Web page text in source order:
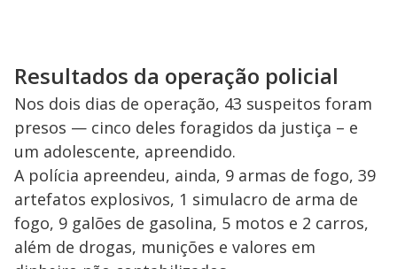
Resultados da operação policial
Nos dois dias de operação, 43 suspeitos foram
presos — cinco deles foragidos da justiça – e
um adolescente, apreendido.
A polícia apreendeu, ainda, 9 armas de fogo, 39
artefatos explosivos, 1 simulacro de arma de
fogo, 9 galões de gasolina, 5 motos e 2 carros,
além de drogas, munições e valores em